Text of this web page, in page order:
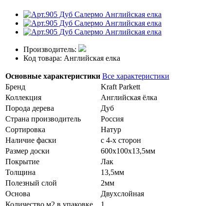
Производитель:
Код товара: Английская елка
Основные характеристики Все характеристики
Бренд
Kraft Parkett
Коллекция
Английская ёлка
Порода дерева
Дуб
Страна производитель
Россия
Сортировка
Натур
Наличие фаски
с 4-х сторон
Размер доски
600х100х13,5мм
Покрытие
Лак
Толщина
13,5мм
Полезный слой
2мм
Основа
Двухслойная
Количество м2 в упаковке
1